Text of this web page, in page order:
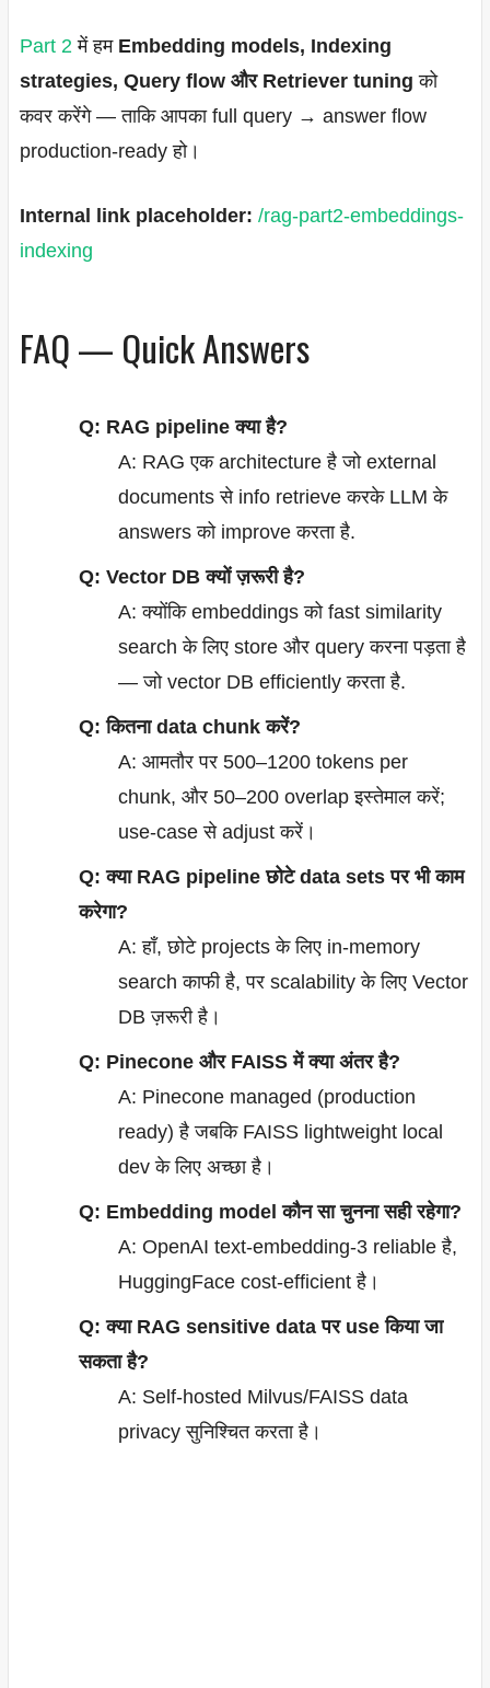
Part 2 में हम Embedding models, Indexing
strategies, Query flow और Retriever tuning को
कवर करेंगे — ताकि आपका full query → answer flow
production-ready हो।
Internal link placeholder: /rag-part2-embeddings-
indexing
FAQ — Quick Answers
Q: RAG pipeline क्या है?
A: RAG एक architecture है जो external
documents से info retrieve करके LLM के
answers को improve करता है.
Q: Vector DB क्यों ज़रूरी है?
A: क्योंकि embeddings को fast similarity
search के लिए store और query करना पड़ता है
— जो vector DB efficiently करता है.
Q: कितना data chunk करें?
A: आमतौर पर 500–1200 tokens per
chunk, और 50–200 overlap इस्तेमाल करें;
use-case से adjust करें।
Q: क्या RAG pipeline छोटे data sets पर भी काम
करेगा?
A: हाँ, छोटे projects के लिए in-memory
search काफी है, पर scalability के लिए Vector
DB ज़रूरी है।
Q: Pinecone और FAISS में क्या अंतर है?
A: Pinecone managed (production
ready) है जबकि FAISS lightweight local
dev के लिए अच्छा है।
Q: Embedding model कौन सा चुनना सही रहेगा?
A: OpenAI text-embedding-3 reliable है,
HuggingFace cost-efficient है।
Q: क्या RAG sensitive data पर use किया जा
सकता है?
A: Self-hosted Milvus/FAISS data
privacy सुनिश्चित करता है।